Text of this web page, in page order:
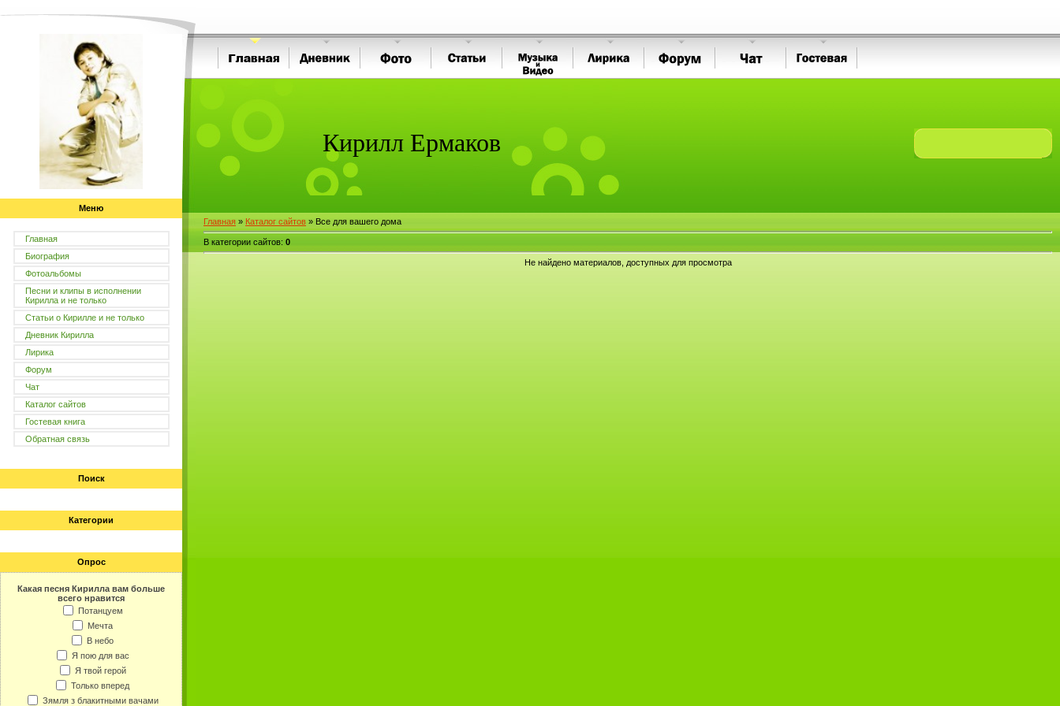
Меню
Главная
Биография
Фотоальбомы
Песни и клипы в исполнении
Кирилла и не только
Статьи о Кирилле и не только
Дневник Кирилла
Лирика
Форум
Чат
Каталог сайтов
Гостевая книга
Обратная связь
Поиск
Категории
Опрос
Какая песня Кирилла вам больше
всего нравится
Потанцуем
Мечта
В небо
Я пою для вас
Я твой герой
Только вперед
Зямля з блакитными вачами
Кирилл Ермаков
Главная » Каталог сайтов » Все для вашего дома
В категории сайтов: 0
Не найдено материалов, доступных для просмотра